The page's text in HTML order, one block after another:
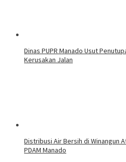
Dinas PUPR Manado Usut
Kerusakan Jalan
Distribusi Air Bersih di Winangun
PDAM Manado